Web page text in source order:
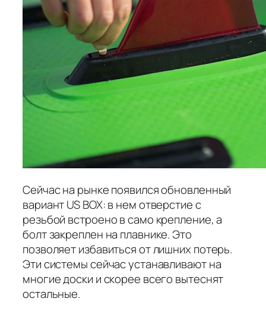
Сейчас на рынке появился обновленный
вариант US BOX: в нем отверстие с
резьбой встроено в само крепление, а
болт закреплен на плавнике. Это
позволяет избавиться от лишних потерь.
Эти системы сейчас устанавливают на
многие доски и скорее всего вытеснят
остальные.